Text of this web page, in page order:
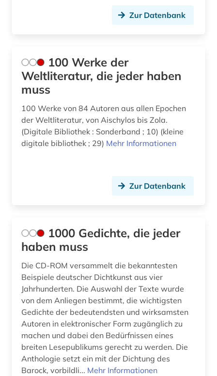
biobibliographie (1)
biographie (16)
biowissenschaften (1)
birgitta suecica (1)
blekinge (1)
boetticher (1)
bohuslän (1)
boie (1)
bokmål (4)
bollnäs (1)
bonstetten (1)
braak (1)
brandenburg (1)
Zur Datenbank
100 Werke der
Weltliteratur, die jeder haben
muss
100 Werke von 84 Autoren aus allen Epochen
der Weltliteratur, von Aischylos bis Zola.
(Digitale Bibliothek : Sonderband ; 10) (kleine
digitale bibliothek ; 29) Mehr Informationen
Zur Datenbank
1000 Gedichte, die jeder
haben muss
Die CD-ROM versammelt die bekanntesten
Beispiele deutscher Dichtkunst aus vier
Jahrhunderten. Die Auswahl der Texte wurde
von dem Anliegen bestimmt, die wichtigsten
Gedichte der bedeutendsten und wirksamsten
Autoren in elektronischer Form zugänglich zu
machen und dabei den Bedürfnissen eines
breiten Lesepublikums gerecht zu werden. Die
Anthologie setzt ein mit der Dichtung des
Barock, vorbildli... Mehr Informationen